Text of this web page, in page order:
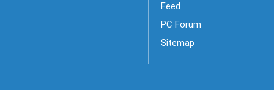
Feed
PC Forum
Sitemap